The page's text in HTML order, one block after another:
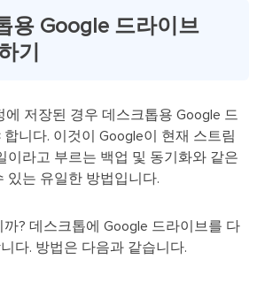
용 Google 드라이브
기
에 저장된 경우 데스크톱용 Google 드
니다. 이것이 Google이 현재 스트림
이라고 부르는 백업 및 동기화와 같은
있는 유일한 방법입니다.
? 데스크톱에 Google 드라이브를 다
다. 방법은 다음과 같습니다.